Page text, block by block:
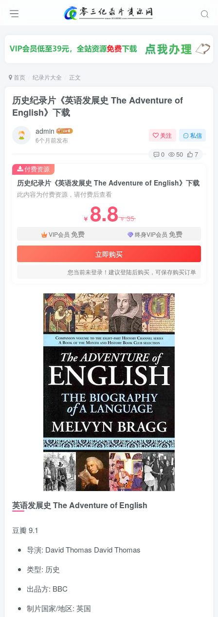
首页 纪录片大全 正文
历史纪录片《英语发展史 The Adventure of
English》下载
admin
6个月前发布
关注 私信
0 50 7
历史纪录片《英语发展史 The Adventure of English》下载
此内容为付费资源，请付费后查看
￥ 8.8￥35
VIP会员 免费 终身VIP会员 免费
立即购买
您当前未登录！建议登陆后购买，可保存购买订单
付费资源
英语发展史 The Adventure of English
豆瓣 9.1
导演: David Thomas David Thomas
类型: 历史
出品方: BBC
制片国家/地区: 英国